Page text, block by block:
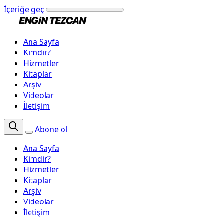
İçeriğe geç
Ana Sayfa
Kimdir?
Hizmetler
Kitaplar
Arşiv
Videolar
İletişim
Abone ol
Ana Sayfa
Kimdir?
Hizmetler
Kitaplar
Arşiv
Videolar
İletişim